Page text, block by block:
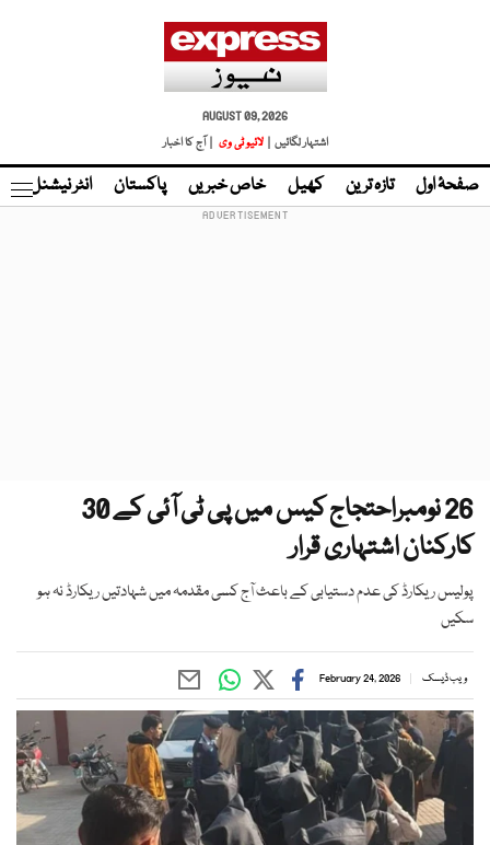
AUGUST 09, 2026
اشتہار لگائیں |
لائیو ٹی وی | آج کا اخبار
صفحۂ اول تازہ ترین کھیل خاص خبریں پاکستان انٹر نیشنل
26 نومبراحتجاج کیس میں پی ٹی آئی کے 30
کارکنان اشتہاری قرار
پولیس ریکارڈ کی عدم دستیابی کے باعث آج کسی مقدمہ میں شہادتیں ریکارڈ نہ ہو
سکیں
ویب ڈیسک February 24, 2026